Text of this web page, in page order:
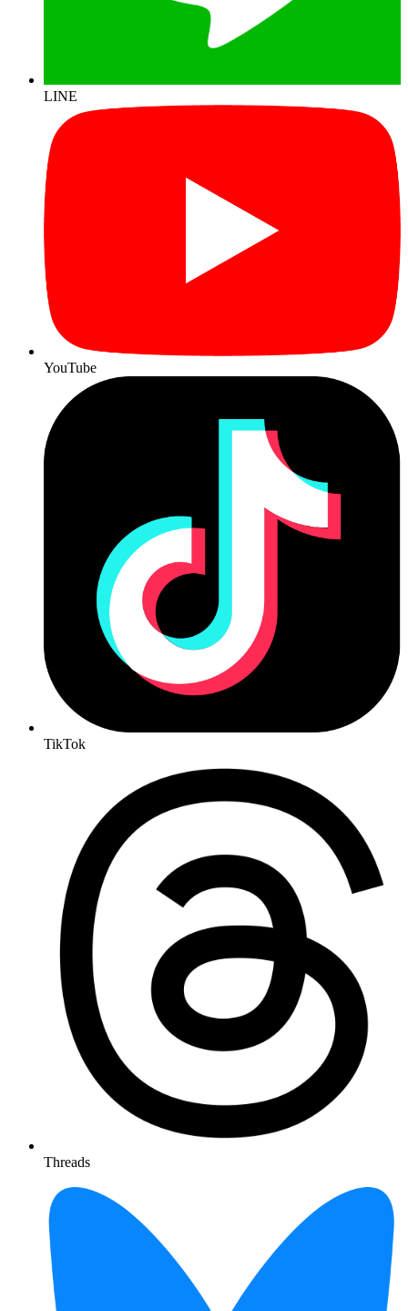
LINE
YouTube
TikTok
Threads